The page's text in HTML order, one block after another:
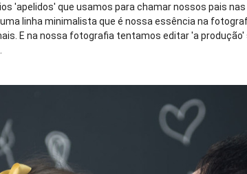
'apelidos' que usamos para chamar nossos pais
linha minimalista que é nossa essência na
E na nossa fotografia tentamos editar 'a